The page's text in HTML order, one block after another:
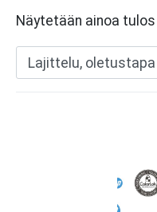
Näytetään ainoa tulos